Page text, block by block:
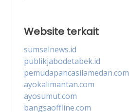
Website terkait
sumselnews.id
publikjabodetabek.id
pemudapancasilamedan.com
ayokalimantan.com
ayosumut.com
bangsaoffline.com